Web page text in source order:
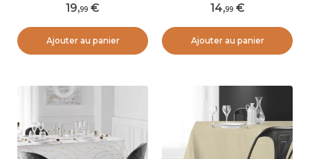
19,99
Ajouter au panier
14,99
Ajouter au panier